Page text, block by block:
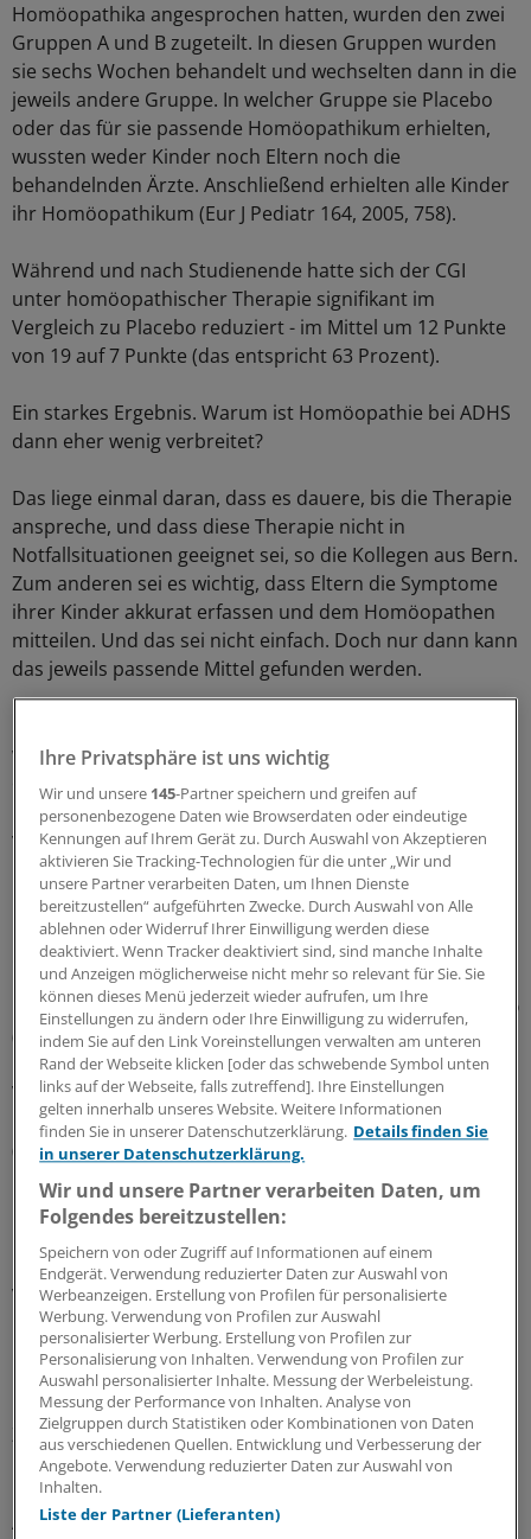
Homöopathika angesprochen hatten, wurden den zwei
Gruppen A und B zugeteilt. In diesen Gruppen wurden
sie sechs Wochen behandelt und wechselten dann in die
jeweils andere Gruppe. In welcher Gruppe sie Placebo
oder das für sie passende Homöopathikum erhielten,
wussten weder Kinder noch Eltern noch die
behandelnden Ärzte. Anschließend erhielten alle Kinder
ihr Homöopathikum (Eur J Pediatr 164, 2005, 758).
Während und nach Studienende hatte sich der CGI
unter homöopathischer Therapie signifikant im
Vergleich zu Placebo reduziert - im Mittel um 12 Punkte
von 19 auf 7 Punkte (das entspricht 63 Prozent).
Ein starkes Ergebnis. Warum ist Homöopathie bei ADHS
dann eher wenig verbreitet?
Das liege einmal daran, dass es dauere, bis die Therapie
anspreche, und dass diese Therapie nicht in
Notfallsituationen geeignet sei, so die Kollegen aus Bern.
Zum anderen sei es wichtig, dass Eltern die Symptome
ihrer Kinder akkurat erfassen und dem Homöopathen
mitteilen. Und das sei nicht einfach. Doch nur dann kann
das jeweils passende Mittel gefunden werden.
werden, sind nach Freis Angaben vor allem Calcium
carbonicum, Lycopodium und Sulfur. Aber etwa auch
Belladonna, Causticum, Chamomilla, Ignatia, Nux
vomica, Phosphor oder Silicea werden genutzt. Wichtig
ist eine Dauertherapie, wie Frei betont.
Komplexmittel zielt auf typische ADHS-
Symptome
Ein auf ADHS abgestimmtes Komplexmittel ist Zappelin®
(erstattungsfähig bis zum vollendeten 12. Lebensjahr).
Es enthält etwa Chamomilla, Kalium phosphoricum und
Valeriana. Die Wirkung wurde in einer Kohortenstudie
mit 355 ADHS-Kindern mit der von Methylphenidat
(Ritalin®) verglichen. Die Kinder nahmen täglich im
Mittel 30 Globuli oder 10 bis 40 mg Methylphenidat ein.
Nach 12-wöchiger Therapie prüften die Studienärzte den
klinischen Gesamteindruck. Ein "viel besser" oder "sehr
viel besser" im Vergleich zum Behandlungsbeginn wurde
bei gut 47 Prozent der Kinder in der Komplexmittel-
Gruppe festgestellt, in der Methylphenidat-Gruppe bei
knapp 78 Prozent der Kinder. Knapp 70 Prozent der
Kinder in der Komplexmittel-Gruppe schätzten ihren
Zustand mit "gut" oder "sehr gut" ein (knapp 74 Prozent
in der Kontroll-Gruppe).
Ausgleichende Kombinationen bei
Ihre Privatsphäre ist uns wichtig
Wir und unsere 145-Partner speichern und greifen auf
personenbezogene Daten wie Browserdaten oder eindeutige
Kennungen auf Ihrem Gerät zu. Durch Auswahl von Akzeptieren
aktivieren Sie Tracking-Technologien für die unter „Wir und
unsere Partner verarbeiten Daten, um Ihnen Dienste
bereitzustellen“ aufgeführten Zwecke. Durch Auswahl von Alle
ablehnen oder Widerruf Ihrer Einwilligung werden diese
deaktiviert. Wenn Tracker deaktiviert sind, sind manche Inhalte
und Anzeigen möglicherweise nicht mehr so relevant für Sie. Sie
können dieses Menü jederzeit wieder aufrufen, um Ihre
Einstellungen zu ändern oder Ihre Einwilligung zu widerrufen,
indem Sie auf den Link Voreinstellungen verwalten am unteren
Rand der Webseite klicken [oder das schwebende Symbol unten
links auf der Webseite, falls zutreffend]. Ihre Einstellungen
gelten innerhalb unseres Website. Weitere Informationen
finden Sie in unserer Datenschutzerklärung. Details finden Sie
in unserer Datenschutzerklärung.
Wir und unsere Partner verarbeiten Daten, um
Folgendes bereitzustellen:
Speichern von oder Zugriff auf Informationen auf einem
Endgerät. Verwendung reduzierter Daten zur Auswahl von
Werbeanzeigen. Erstellung von Profilen für personalisierte
Werbung. Verwendung von Profilen zur Auswahl
personalisierter Werbung. Erstellung von Profilen zur
Personalisierung von Inhalten. Verwendung von Profilen zur
Auswahl personalisierter Inhalte. Messung der Werbeleistung.
Messung der Performance von Inhalten. Analyse von
Zielgruppen durch Statistiken oder Kombinationen von Daten
aus verschiedenen Quellen. Entwicklung und Verbesserung der
Angebote. Verwendung reduzierter Daten zur Auswahl von
Inhalten.
Liste der Partner (Lieferanten)